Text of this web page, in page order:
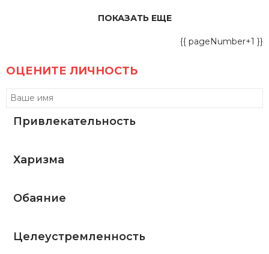
ПОКАЗАТЬ ЕЩЕ
{{ pageNumber+1 }}
ОЦЕНИТЕ ЛИЧНОСТЬ
Привлекательность
Харизма
Обаяние
Целеустремленность